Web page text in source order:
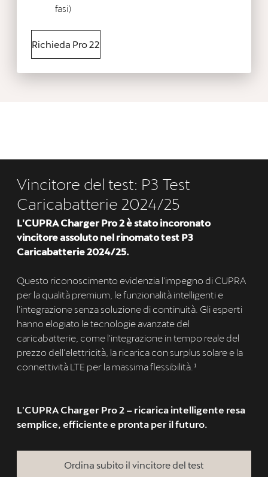
fasi)
Richieda Pro 22
Vincitore del test: P3 Test
Caricabatterie 2024/25
L'CUPRA Charger Pro 2 è stato incoronato
vincitore assoluto nel rinomato test P3
Caricabatterie 2024/25.
Questo riconoscimento evidenzia l'impegno di CUPRA
per la qualità premium, le funzionalità intelligenti e
l'integrazione senza soluzione di continuità. Gli esperti
hanno elogiato le tecnologie avanzate del
caricabatterie, come l'integrazione in tempo reale del
prezzo dell'elettricità, la ricarica con surplus solare e la
connettività LTE per la massima flessibilità.¹
L'CUPRA Charger Pro 2 – ricarica intelligente resa
semplice, efficiente e pronta per il futuro.
Ordina subito il vincitore del test